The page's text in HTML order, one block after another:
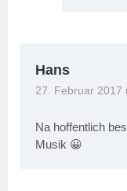
Hans
27. Februar 2017
Na hoffentlich
Musik 😀